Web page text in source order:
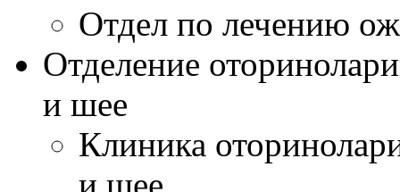
Отдел по лечению
Отделение
и шее
Клиника